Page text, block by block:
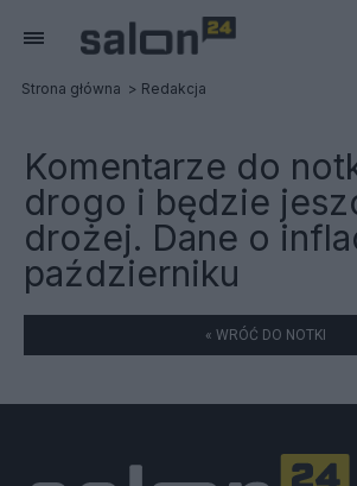
Strona główna Redakcja
Komentarze do
drogo i będzie
drożej. Dane o
październiku
« WRÓĆ DO NOTKI